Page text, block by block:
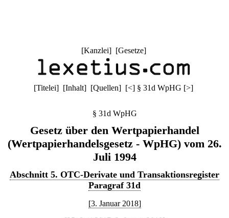
[Kanzlei] [Gesetze]
[Titelei] [Inhalt] [Quellen] [<] § 31d WpHG [>]
§ 31d WpHG
Gesetz über den Wertpapierhandel
(Wertpapierhandelsgesetz - WpHG) vom 26.
Juli 1994
Abschnitt 5. OTC-Derivate und Transaktionsregister
Paragraf 31d
[3. Januar 2018]